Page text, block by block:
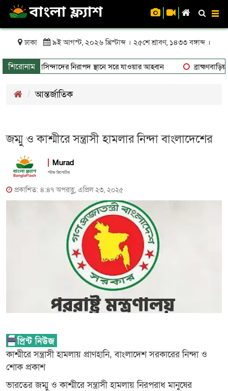
ঢাকা ৯ই আগস্ট, ২০২৬ খ্রিস্টাব্দ । ২৫শে শ্রাবণ, ১৪৩৩ বঙ্গাব্দ ।
শিরোনাম
থাকা বাসিন্দাদের নিরাপদ স্থানে সরে যাওয়ার আহ্বান
আন্তর্জাতিক
জম্মু ও কাশ্মীরে সন্ত্রাসী হামলার নিন্দা বাংলাদেশের
Murad
স্টাফ রিপোর্টার
প্রকাশিত: ৪:৪৭ অপরাহ্ণ, এপ্রিল ২৩, ২০২৫
কাশ্মীরে সন্ত্রাসী হামলায় প্রাণহানি, বাংলাদেশ সরকারের নিন্দা ও
শোক প্রকাশ
ভারতের জম্মু ও কাশ্মীরে সন্ত্রাসী হামলায় নিরপরাধ মানুষের